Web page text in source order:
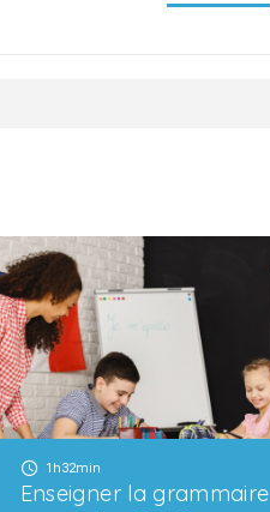
1h32min
Enseigner la grammaire